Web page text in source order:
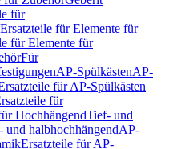
für
Ersatzteile für Elemente für
für Elemente für
Für
AP-SpülkästenAP-
für AP-Spülkästen
für
HochhängendTief- und
und halbhochhängendAP-
Ersatzteile für AP-